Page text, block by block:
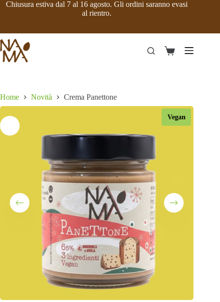
Salta
12,08
Chiusura estiva dal 7 al 16 agosto. Gli ordini saranno evasi
al rientro.
Carrello
Home Novità Crema Panettone
Vegan